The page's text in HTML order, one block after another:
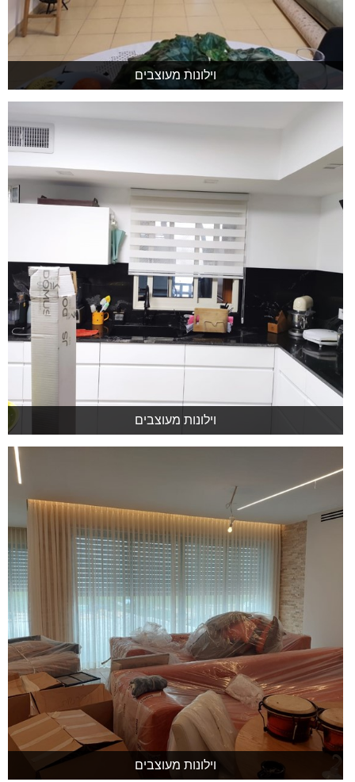
וילונות מעוצבים
וילונות מעוצבים
וילונות מעוצבים